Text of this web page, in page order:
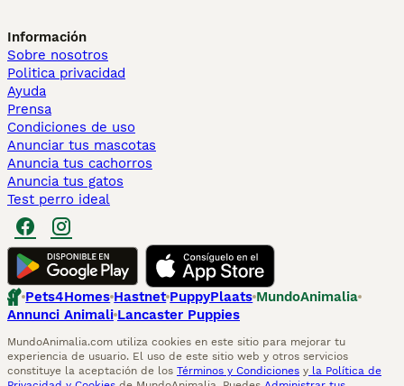
Información
Sobre nosotros
Politica privacidad
Ayuda
Prensa
Condiciones de uso
Anunciar tus mascotas
Anuncia tus cachorros
Anuncia tus gatos
Test perro ideal
Pets4Homes Hastnet PuppyPlaats MundoAnimalia
Annunci Animali Lancaster Puppies
MundoAnimalia.com utiliza cookies en este sitio para mejorar tu
experiencia de usuario. El uso de este sitio web y otros servicios
constituye la aceptación de los Términos y Condiciones y la Política de